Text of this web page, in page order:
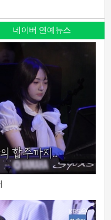
네이버 연예뉴스